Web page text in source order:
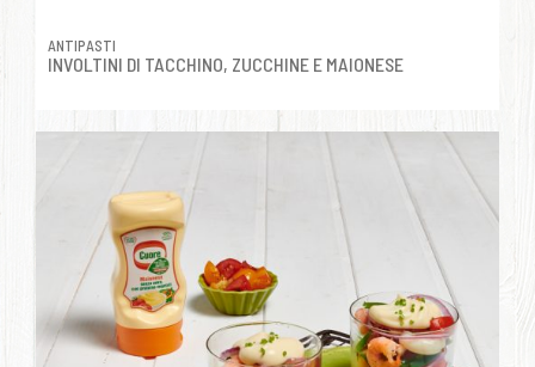
ANTIPASTI
INVOLTINI DI TACCHINO, ZUCCHINE E MAIONESE